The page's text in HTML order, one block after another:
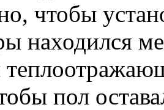
чтобы
находился
пол